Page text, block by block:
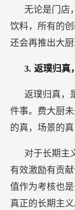
无论是门店
饮料，所有的
还会再推出大厨
3. 返璞归真
返璞归真，
件事。费大厨
的真，场景的
对于长期主
有效激励有贡
值作为考核也
真正的长期主义